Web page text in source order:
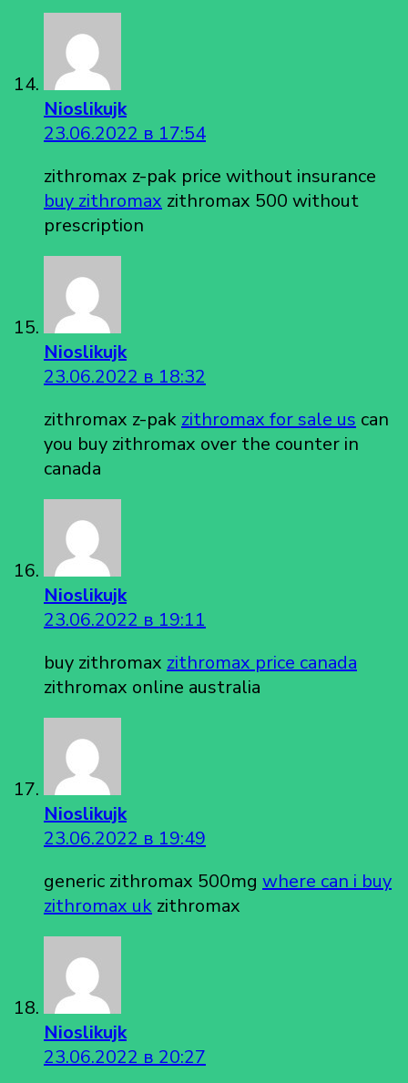
Nioslikujk
23.06.2022 в 17:54
zithromax z-pak price without insurance
buy zithromax zithromax 500 without
prescription
Nioslikujk
23.06.2022 в 18:32
zithromax z-pak zithromax for sale us can
you buy zithromax over the counter in
canada
Nioslikujk
23.06.2022 в 19:11
buy zithromax zithromax price canada
zithromax online australia
Nioslikujk
23.06.2022 в 19:49
generic zithromax 500mg where can i buy
zithromax uk zithromax
Nioslikujk
23.06.2022 в 20:27